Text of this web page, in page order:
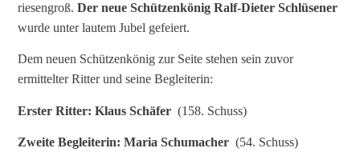
riesengroß.Der neue Schützenkönig Ralf-Dieter Schlüsener
wurde unter lautem Jubel gefeiert.
Dem neuen Schützenkönig zur Seite stehen sein zuvor
ermittelter Ritter und seine Begleiterin:
Erster Ritter: Klaus Schäfer (158. Schuss)
Zweite Begleiterin: Maria Schumacher (54. Schuss)